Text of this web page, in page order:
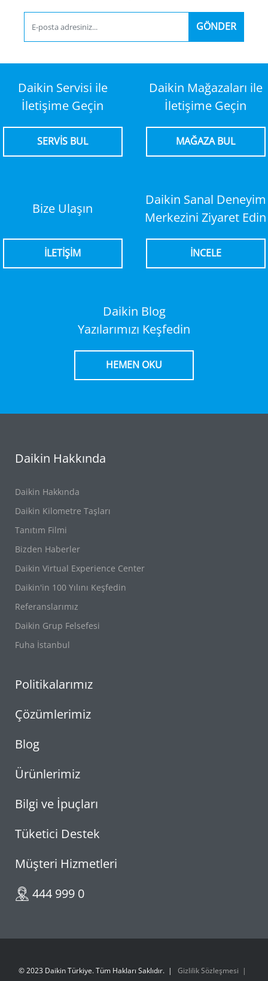
GÖNDER
Daikin Servisi ile
İletişime Geçin
SERVİS BUL
Daikin Mağazaları ile
İletişime Geçin
MAĞAZA BUL
Bize Ulaşın
İLETİŞİM
Daikin Sanal Deneyim
Merkezini Ziyaret Edin
İNCELE
Daikin Blog
Yazılarımızı Keşfedin
HEMEN OKU
Daikin Hakkında
Daikin Hakkında
Daikin Kilometre Taşları
Tanıtım Filmi
Bizden Haberler
Daikin Virtual Experience Center
Daikin'in 100 Yılını Keşfedin
Referanslarımız
Daikin Grup Felsefesi
Fuha İstanbul
Politikalarımız
Çözümlerimiz
Blog
Ürünlerimiz
Bilgi ve İpuçları
Tüketici Destek
Müşteri Hizmetleri
444 999 0
© 2023 Daikin Türkiye. Tüm Hakları Saklıdır. Gizlilik Sözleşmesi